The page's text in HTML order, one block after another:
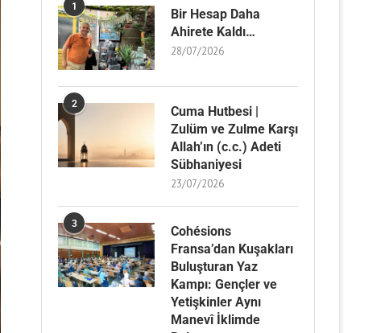
1
Bir Hesap Daha
Ahirete Kaldı…
28/07/2026
2
Cuma Hutbesi |
Zulüm ve Zulme Karşı
Allah’ın (c.c.) Adeti
Sübhaniyesi
23/07/2026
3
Cohésions
Fransa’dan Kuşakları
Buluşturan Yaz
Kampı: Gençler ve
Yetişkinler Aynı
Manevî İklimde